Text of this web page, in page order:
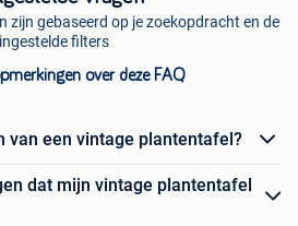
zijn gebaseerd op je zoekopdracht en de
ingestelde filters
over deze FAQ
van een vintage plantentafel?
dat mijn vintage plantentafel